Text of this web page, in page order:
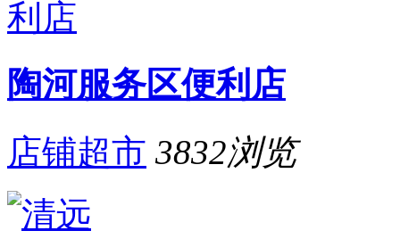
陶河服务区便利店
店铺超市 3832浏览